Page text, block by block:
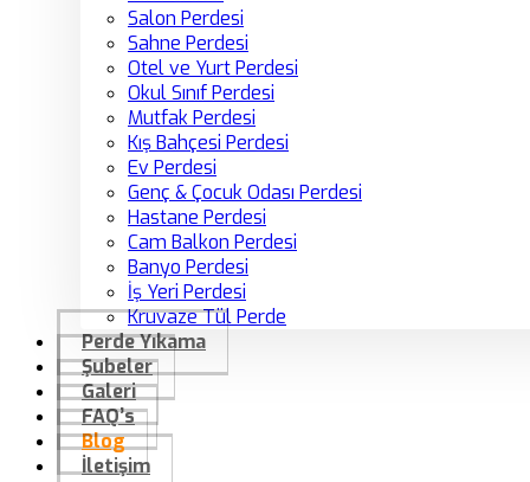
Salon Perdesi
Sahne Perdesi
Otel ve Yurt Perdesi
Okul Sınıf Perdesi
Mutfak Perdesi
Kış Bahçesi Perdesi
Ev Perdesi
Genç & Çocuk Odası Perdesi
Hastane Perdesi
Cam Balkon Perdesi
Banyo Perdesi
İş Yeri Perdesi
Kruvaze Tül Perde
Perde Yıkama
Şubeler
Galeri
FAQ’s
Blog
İletişim